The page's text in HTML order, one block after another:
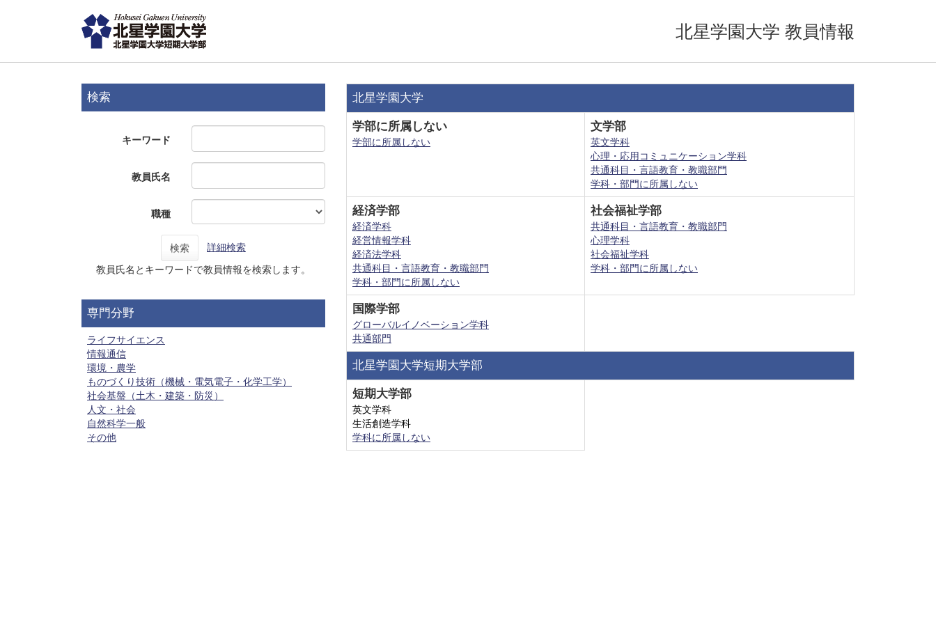
北星学園大学 教員情報
検索
キーワード
教員氏名
職種
検索 詳細検索
教員氏名とキーワードで教員情報を検索します。
専門分野
ライフサイエンス
情報通信
環境・農学
ものづくり技術（機械・電気電子・化学工学）
社会基盤（土木・建築・防災）
人文・社会
自然科学一般
その他
北星学園大学
学部に所属しない
学部に所属しない
文学部
英文学科
心理・応用コミュニケーション学科
共通科目・言語教育・教職部門
学科・部門に所属しない
経済学部
経済学科
経営情報学科
経済法学科
共通科目・言語教育・教職部門
学科・部門に所属しない
社会福祉学部
共通科目・言語教育・教職部門
心理学科
社会福祉学科
学科・部門に所属しない
国際学部
グローバルイノベーション学科
共通部門
北星学園大学短期大学部
短期大学部
英文学科
生活創造学科
学科に所属しない